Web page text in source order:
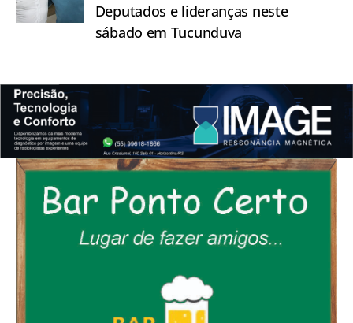
Deputados e lideranças neste
sábado em Tucunduva